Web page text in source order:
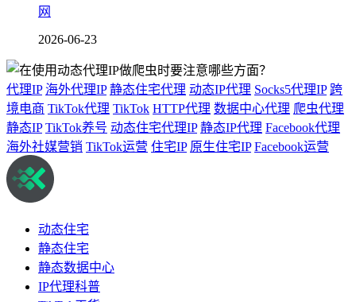
网
2026-06-23
代理IP 海外代理IP 静态住宅代理 动态IP代理 Socks5代理IP 跨
境电商 TikTok代理 TikTok HTTP代理 数据中心代理 爬虫代理
静态IP TikTok养号 动态住宅代理IP 静态IP代理 Facebook代理
海外社媒营销 TikTok运营 住宅IP 原生住宅IP Facebook运营
动态住宅
静态住宅
静态数据中心
IP代理科普